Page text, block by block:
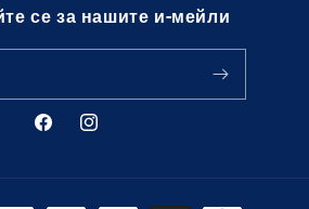
се за нашите и-мейли
FacebookInstagram